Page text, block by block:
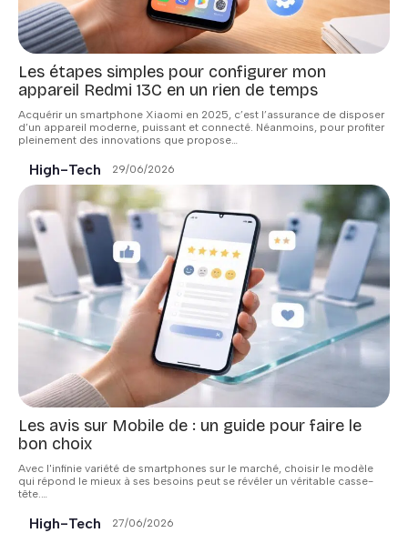
Les étapes simples pour configurer mon
appareil Redmi 13C en un rien de temps
Acquérir un smartphone Xiaomi en 2025, c’est l’assurance de disposer
d’un appareil moderne, puissant et connecté. Néanmoins, pour profiter
pleinement des innovations que propose…
High-Tech 29/06/2026
Les avis sur Mobile de : un guide pour faire le
bon choix
Avec l'infinie variété de smartphones sur le marché, choisir le modèle
qui répond le mieux à ses besoins peut se révéler un véritable casse-
tête.
High-Tech 27/06/2026